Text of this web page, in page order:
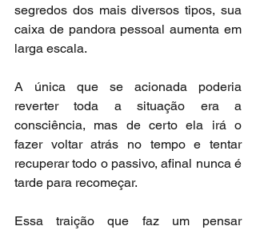
segredos dos mais diversos tipos, sua
caixa de pandora pessoal aumenta em
larga escala.
A única que se acionada poderia
reverter toda a situação era a
consciência, mas de certo ela irá o
fazer voltar atrás no tempo e tentar
recuperar todo o passivo, afinal nunca é
tarde para recomeçar.
Essa traição que faz um pensar